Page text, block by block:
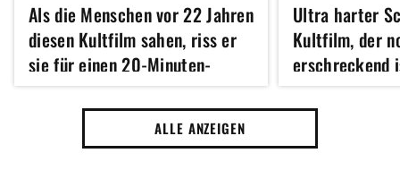
Als die Menschen vor 22 Jahren
diesen Kultfilm sahen, riss er
sie für einen 20-Minuten-
Applaus von den Sitzen und
gewann anschließend einen der
wichtigsten Filmpreise
Ultra harter
Kultfilm, der
erschreckend
Jahren,
ALLE ANZEIGEN